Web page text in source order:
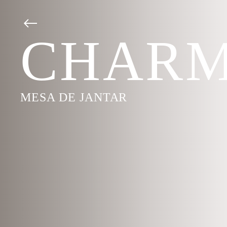
MESA DE JANTAR